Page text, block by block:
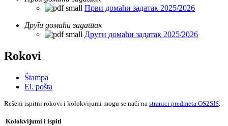
Први домаћи задатак 2025/2026
Други домаћи задатак
Други домаћи задатак 2025/2026
Rokovi
Štampa
El. pošta
Rešeni ispitni rokovi i kolokvijumi mogu se naći na stranici predmeta OS2SIS
Kolokvijumi i ispiti